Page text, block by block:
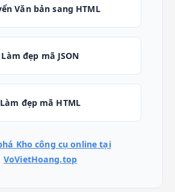
Văn bản sang HTML
Làm đẹp mã JSON
Làm đẹp mã HTML
Kho công cụ online tại
VoVietHoang.top